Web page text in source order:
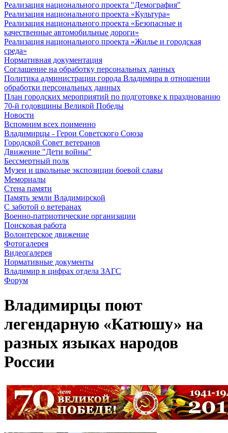
Реализация национального проекта "Демография"
Реализация национального проекта «Культура»
Реализация национального проекта «Безопасные и
качественные автомобильные дороги»
Реализация национального проекта «Жилье и городская
среда»
Нормативная документация
Соглашение на обработку персональных данных
Политика администрации города Владимира в отношении
обработки персональных данных
План городских мероприятий по подготовке к празднованию
70-й годовщины Великой Победы
Новости
Вспомним всех поименно
Владимирцы - Герои Советского Союза
Городской Совет ветеранов
Движение "Дети войны"
Бессмертный полк
Музеи и школьные экспозиции боевой славы
Мемориалы
Стена памяти
Память земли Владимирской
С заботой о ветеранах
Военно-патриотические организации
Поисковая работа
Волонтерское движение
Фотогалерея
Видеогалерея
Нормативные документы
Владимир в цифрах отдела ЗАГС
Форум
Владимирцы поют
легендарную «Катюшу» на
разных языках народов
России